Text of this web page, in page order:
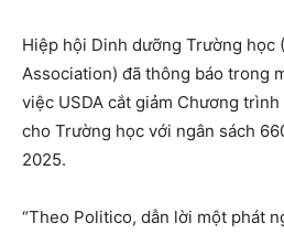
Hiệp hội Dinh dưỡng Trường học
Association) đã thông báo trong
việc USDA cắt giảm Chương
cho Trường học với ngân sách
2025.
“Theo Politico, dẫn lời một phát